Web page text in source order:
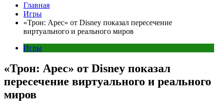
Главная
Игры
«Трон: Арес» от Disney показал пересечение
виртуального и реального миров
Игры
«Трон: Арес» от Disney показал
пересечение виртуального и реального
миров